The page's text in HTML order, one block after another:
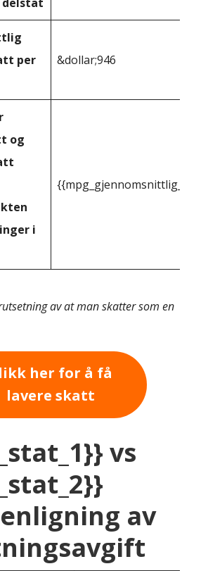
per
&dollar;946
og
i
av at man skatter som en
her for å få
lavere skatt
vs
av